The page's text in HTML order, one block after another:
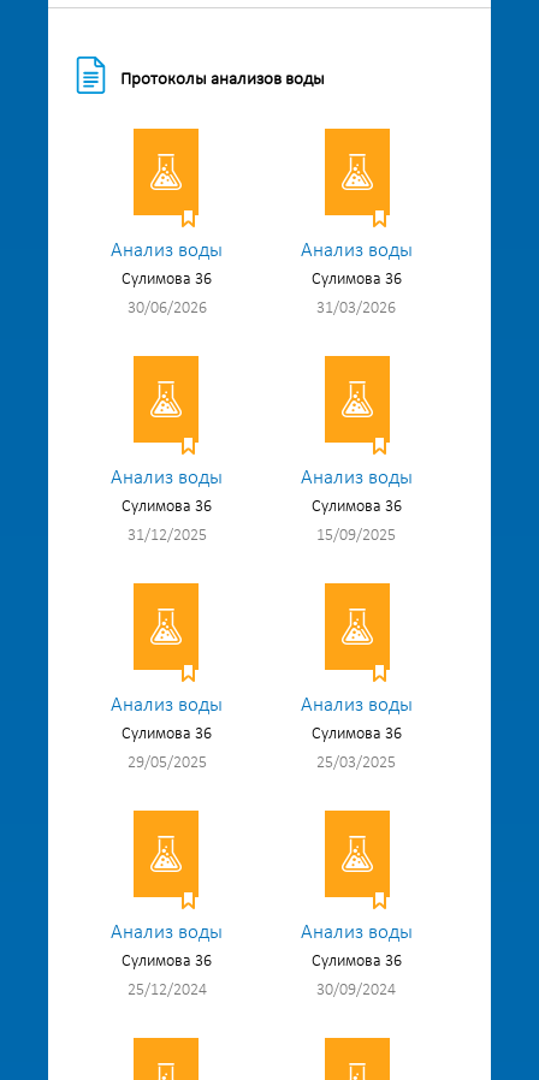
Протоколы анализов воды
Анализ воды
Сулимова 36
30/06/2026
Анализ воды
Сулимова 36
31/03/2026
Анализ воды
Сулимова 36
31/12/2025
Анализ воды
Сулимова 36
15/09/2025
Анализ воды
Сулимова 36
29/05/2025
Анализ воды
Сулимова 36
25/03/2025
Анализ воды
Сулимова 36
25/12/2024
Анализ воды
Сулимова 36
30/09/2024